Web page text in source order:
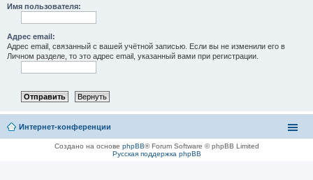
Имя пользователя:
Адрес email:
Адрес email, связанный с вашей учётной записью. Если вы не изменили его в
Личном разделе, то это адрес email, указанный вами при регистрации.
Интернет-конференции
Создано на основе phpBB® Forum Software © phpBB Limited
Русская поддержка phpBB